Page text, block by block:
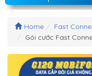
Home Fast
Gói cước Fast